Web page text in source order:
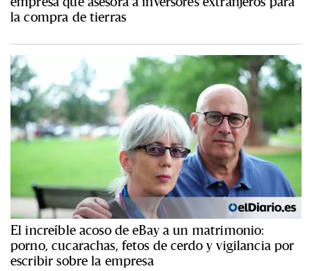
la compra de tierras
El increíble acoso de eBay a un matrimonio:
porno, cucarachas, fetos de cerdo y vigilancia por
escribir sobre la empresa